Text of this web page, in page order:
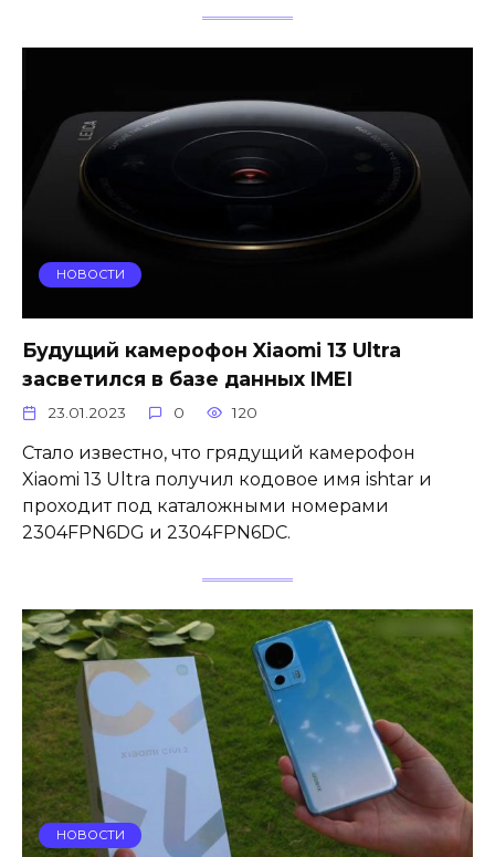
НОВОСТИ
Будущий камерофон Xiaomi 13 Ultra
засветился в базе данных IMEI
23.01.2023 0 120
Стало известно, что грядущий камерофон
Xiaomi 13 Ultra получил кодовое имя ishtar и
проходит под каталожными номерами
2304FPN6DG и 2304FPN6DC.
НОВОСТИ